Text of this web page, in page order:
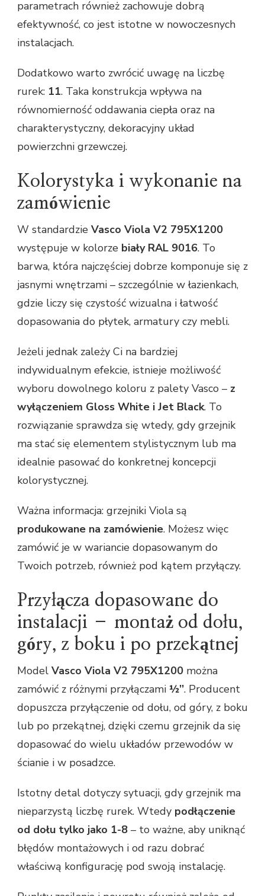
parametrach również zachowuje dobrą
efektywność, co jest istotne w nowoczesnych
instalacjach.
Dodatkowo warto zwrócić uwagę na liczbę
rurek: 11. Taka konstrukcja wpływa na
równomierność oddawania ciepła oraz na
charakterystyczny, dekoracyjny układ
powierzchni grzewczej.
Kolorystyka i wykonanie na
zamówienie
W standardzie Vasco Viola V2 795X1200
występuje w kolorze biały RAL 9016. To
barwa, która najczęściej dobrze komponuje się z
jasnymi wnętrzami – szczególnie w łazienkach,
gdzie liczy się czystość wizualna i łatwość
dopasowania do płytek, armatury czy mebli.
Jeżeli jednak zależy Ci na bardziej
indywidualnym efekcie, istnieje możliwość
wyboru dowolnego koloru z palety Vasco – z
wyłączeniem Gloss White i Jet Black. To
rozwiązanie sprawdza się wtedy, gdy grzejnik
ma stać się elementem stylistycznym lub ma
idealnie pasować do konkretnej koncepcji
kolorystycznej.
Ważna informacja: grzejniki Viola są
produkowane na zamówienie. Możesz więc
zamówić je w wariancie dopasowanym do
Twoich potrzeb, również pod kątem przyłączy.
Przyłącza dopasowane do
instalacji – montaż od dołu,
góry, z boku i po przekątnej
Model Vasco Viola V2 795X1200 można
zamówić z różnymi przyłączami ½’’. Producent
dopuszcza przyłączenie od dołu, od góry, z boku
lub po przekątnej, dzięki czemu grzejnik da się
dopasować do wielu układów przewodów w
ścianie i w posadzce.
Istotny detal dotyczy sytuacji, gdy grzejnik ma
nieparzystą liczbę rurek. Wtedy podłączenie
od dołu tylko jako 1-8 – to ważne, aby uniknąć
błędów montażowych i od razu dobrać
właściwą konfigurację pod swoją instalację.